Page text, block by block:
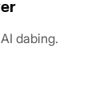
dabing.